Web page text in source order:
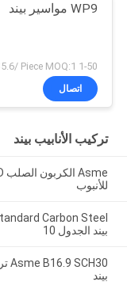
WP9 مواسير بيند
اتصال
تركيب الأنابيب بيند
للأنبوب
بيند الجدول 10
بيند